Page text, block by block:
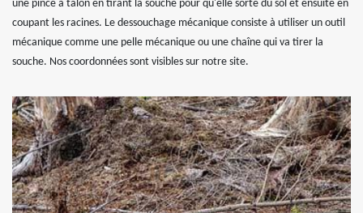
une pince à talon en tirant la souche pour qu'elle sorte du sol et ensuite en
coupant les racines. Le dessouchage mécanique consiste à utiliser un outil
mécanique comme une pelle mécanique ou une chaîne qui va tirer la
souche. Nos coordonnées sont visibles sur notre site.